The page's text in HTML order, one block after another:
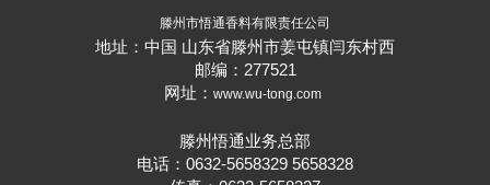
滕州市悟通香料有限责任公司
地址：中国 山东省滕州市姜屯镇闫东村西
邮编：277521
网址： www.wu-tong.com
滕州悟通业务总部
电话：0632-5658329 5658328